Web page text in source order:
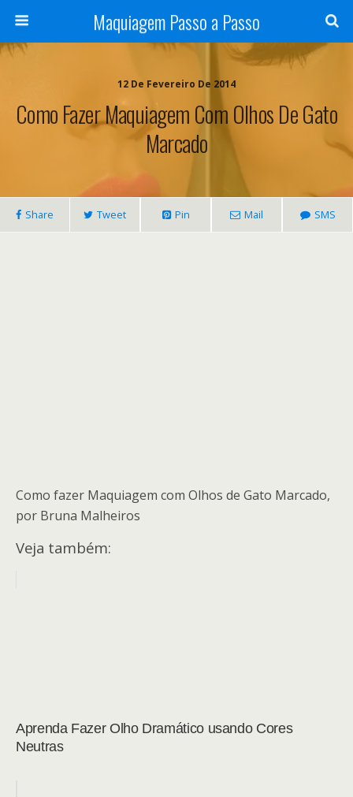
Maquiagem Passo a Passo
12 De Fevereiro De 2014
Como Fazer Maquiagem Com Olhos De Gato
Marcado
Share Tweet Pin Mail SMS
Como fazer Maquiagem com Olhos de Gato Marcado,
por Bruna Malheiros
Veja também:
Aprenda Fazer Olho Dramático usando Cores
Neutras